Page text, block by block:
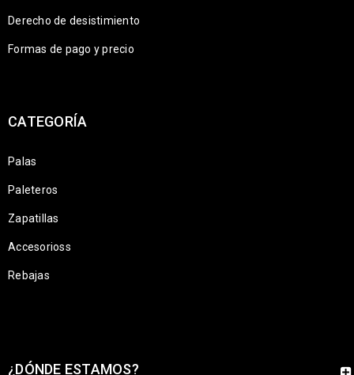
Derecho de desistimiento
Formas de pago y precio
CATEGORÍA
Palas
Paleteros
Zapatillas
Accesorioss
Rebajas
¿DÓNDE ESTAMOS?